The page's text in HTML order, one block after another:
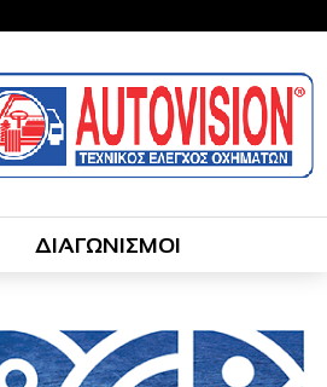
ΔΙΑΓΩΝΙΣΜΟΙ